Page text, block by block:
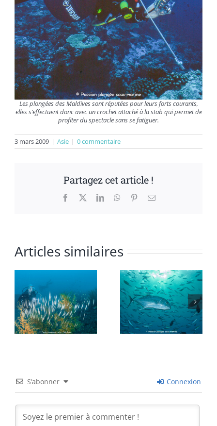
Les plongées des Maldives sont réputées pour leurs forts courants,
elles s’effectuent donc avec un crochet attaché à la stab qui permet de
profiter du spectacle sans se fatiguer.
3 mars 2009 | Asie | 0 commentaire
Partagez cet article !
Facebook LinkedInWhatsApp
PinterestEmail
Articles similaires
S’abonner Connexion